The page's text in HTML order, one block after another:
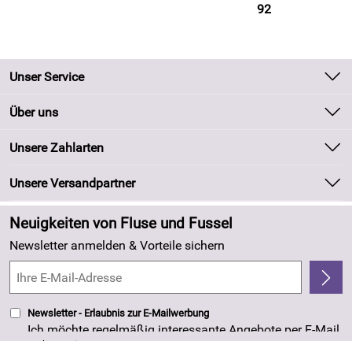
92
Unser Service
Kontakt
Kundeninformationen
Newsletter
Zahlung und Versand
Kundenlogin
Über uns
Unsere Bestseller
Neu
Angebote
Made in Germany
4,8/5*****
Unsere Zahlarten
Unsere Versandpartner
Neuigkeiten von Fluse und Fussel
Newsletter anmelden & Vorteile sichern
Newsletter - Erlaubnis zur E-Mailwerbung
Ich möchte regelmäßig interessante Angebote per E-Mail